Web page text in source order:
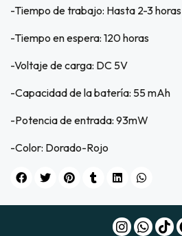
JUGAR
-Tiempo de trabajo: Hasta 2-3 horas
-Tiempo en espera: 120 horas
-Voltaje de carga: DC 5V
-Capacidad de la batería: 55 mAh
-Potencia de entrada: 93mW
-Color: Dorado-Rojo